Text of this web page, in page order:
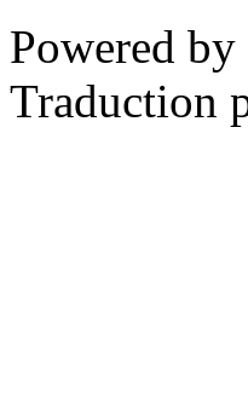
Powered by
Traduction